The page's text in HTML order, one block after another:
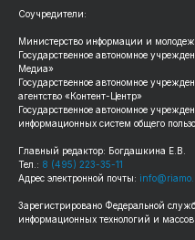
Соучредители:
Министерство информации и
Государственное автономное
Медиа»
Государственное автономное
агентство «Контент-Центр»
Государственное автономное
информационных систем общего
Главный редактор: Богдашкина Е.В.
Тел.: 8 (495) 223-35-11
Адрес электронной почты:
Зарегистрировано Федеральной
информационных технологий и